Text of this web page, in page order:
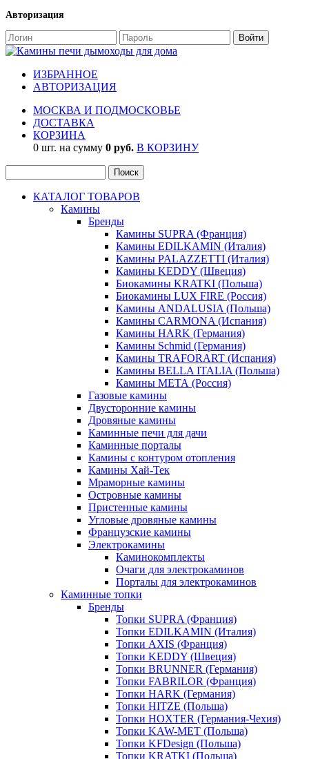
Авторизация
ИЗБРАННОЕ
АВТОРИЗАЦИЯ
МОСКВА И ПОДМОСКОВЬЕ
ДОСТАВКА
КОРЗИНА
0 шт. на сумму 0 руб. В КОРЗИНУ
КАТАЛОГ ТОВАРОВ
Камины
Бренды
Камины SUPRA (Франция)
Камины EDILKAMIN (Италия)
Камины PALAZZETTI (Италия)
Камины KEDDY (Швеция)
Биокамины KRATKI (Польша)
Биокамины LUX FIRE (Россия)
Камины ANDALUSIA (Польша)
Камины CARMONA (Испания)
Камины HARK (Германия)
Камины Schmid (Германия)
Камины TRAFORART (Испания)
Камины BELLA ITALIA (Польша)
Камины МЕТА (Россия)
Газовые камины
Двусторонние камины
Дровяные камины
Каминные печи для дачи
Каминные порталы
Камины с контуром отопления
Камины Хай-Тек
Мраморные камины
Островные камины
Пристенные камины
Угловые дровяные камины
Французские камины
Электрокамины
Каминокомплекты
Очаги для электрокаминов
Порталы для электрокаминов
Каминные топки
Бренды
Топки SUPRA (Франция)
Топки EDILKAMIN (Италия)
Топки AXIS (Франция)
Топки KEDDY (Швеция)
Топки BRUNNER (Германия)
Топки FABRILOR (Франция)
Топки HARK (Германия)
Топки HITZE (Польша)
Топки HOXTER (Германия-Чехия)
Топки KAW-MET (Польша)
Топки KFDesign (Польша)
Топки KRATKI (Польша)